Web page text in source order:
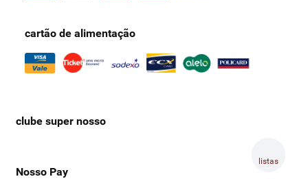
listas
cartão de alimentação
clube super nosso
Nosso Pay